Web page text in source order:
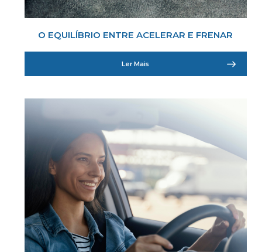
O EQUILÍBRIO ENTRE ACELERAR E FRENAR
Ler Mais